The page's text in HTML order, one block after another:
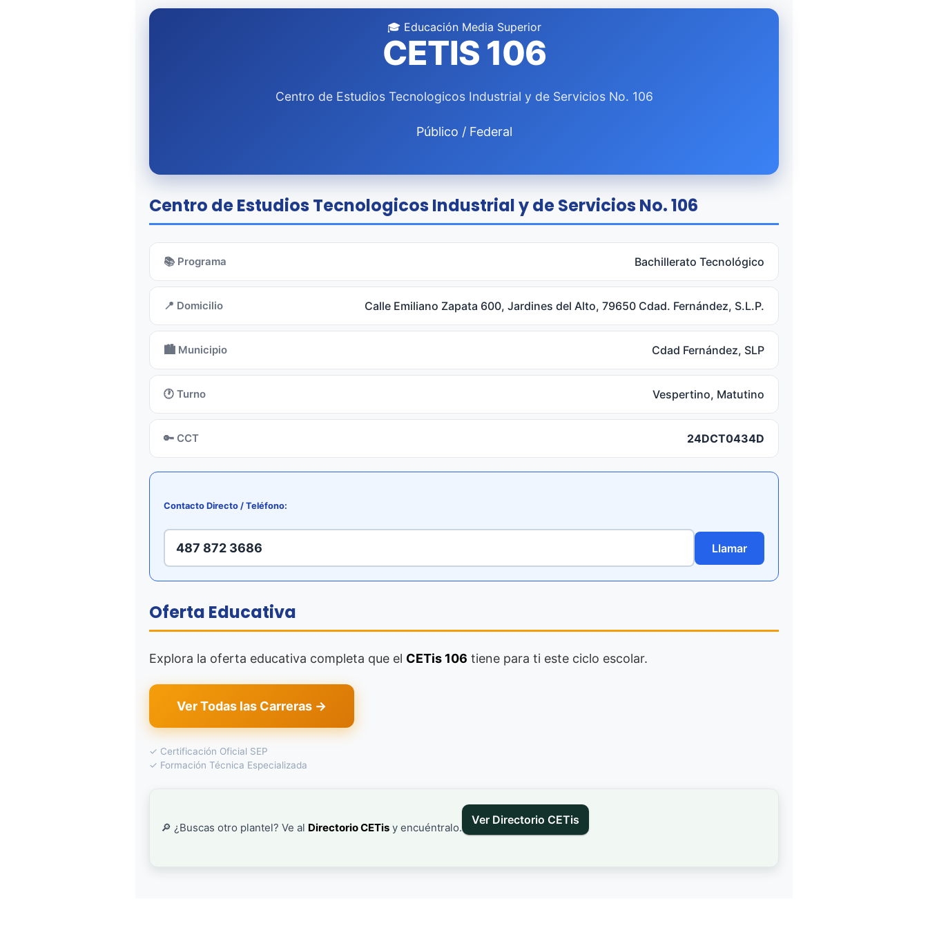
🎓 Educación Media Superior
CETIS 106
Centro de Estudios Tecnologicos Industrial y de Servicios No. 106
Público / Federal
Centro de Estudios Tecnologicos Industrial y de Servicios No. 106
📚 Programa Bachillerato Tecnológico
📍 Domicilio Calle Emiliano Zapata 600, Jardines del Alto, 79650 Cdad. Fernández, S.L.P.
🏙️ Municipio Cdad Fernández, SLP
🕐 Turno Vespertino, Matutino
🔑 CCT 24DCT0434D
Contacto Directo / Teléfono:
487 872 3686 Llamar
Oferta Educativa
Explora la oferta educativa completa que el CETis 106 tiene para ti este ciclo escolar.
Ver Todas las Carreras →
✓ Certificación Oficial SEP
✓ Formación Técnica Especializada
🔎 ¿Buscas otro plantel? Ve al Directorio CETis y encuéntralo.
Ver Directorio CETis